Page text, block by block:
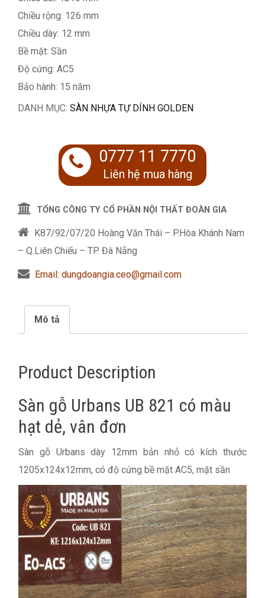
Chiều rộng: 126 mm
Chiều dày: 12 mm
Bề mặt: Sần
Độ cứng: AC5
Bảo hành: 15 năm
DANH MỤC: SÀN NHỰA TỰ DÍNH GOLDEN
0777 11 7770
Liên hệ mua hàng
TỔNG CÔNG TY CỔ PHẦN NỘI THẤT ĐOÀN GIA
K87/92/07/20 Hoàng Văn Thái – P.Hòa Khánh Nam
– Q.Liên Chiểu – TP. Đà Nẵng
Email: dungdoangia.ceo@gmail.com
Mô tả
Product Description
Sàn gỗ Urbans UB 821 có màu
hạt dẻ, vân đơn
Sàn gỗ Urbans dày 12mm bản nhỏ có kích thước
1205x124x12mm, có độ cứng bề mặt AC5, mặt sần